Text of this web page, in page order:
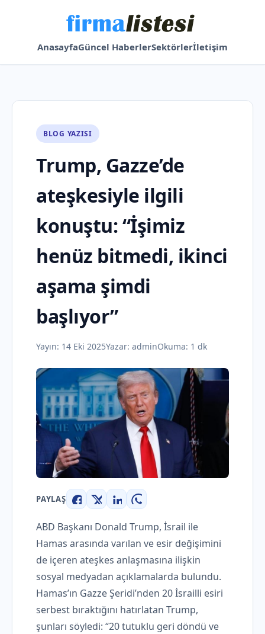
AnasayfaGüncel HaberlerSektörlerİletişim
BLOG YAZISI
Trump, Gazze’de
ateşkesiyle ilgili
konuştu: “İşimiz
henüz bitmedi, ikinci
aşama şimdi
başlıyor”
Yayın: 14 Eki 2025Yazar: adminOkuma: 1 dk
PAYLAŞ
Facebook
X LinkedInWhatsApp
ABD Başkanı Donald Trump, İsrail ile
Hamas arasında varılan ve esir değişimini
de içeren ateşkes anlaşmasına ilişkin
sosyal medyadan açıklamalarda bulundu.
Hamas’ın Gazze Şeridi’nden 20 İsrailli esiri
serbest bıraktığını hatırlatan Trump,
şunları söyledi: “20 tutuklu geri döndü ve